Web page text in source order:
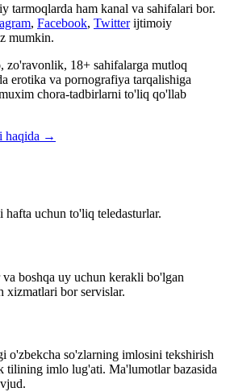
tarmoqlarda ham kanal va sahifalari bor.
, Facebook, Twitter ijtimoiy
mumkin.
zo'ravonlik, 18+ sahifalarga mutloq
erotika va pornografiya tarqalishiga
chora-tadbirlarni to'liq qo'llab
haqida →
uchun to'liq teledasturlar.
boshqa uy uchun kerakli bo'lgan
xizmatlari bor servislar.
o'zbekcha so'zlarning imlosini tekshirish
tilining imlo lug'ati. Ma'lumotlar bazasida